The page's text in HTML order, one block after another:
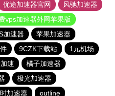
优途加速器官网
风驰加速器
vps加速器外网苹果版
加速器
苹果加速器
9CZK下载站
1元机场
速
橘子加速器
极光加速器
加速器 outline